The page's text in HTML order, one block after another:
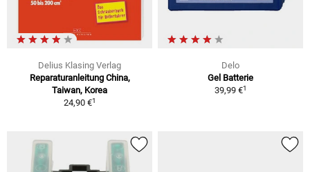
Delius Klasing Verlag
Reparaturanleitung China,
Taiwan, Korea
24,90 €1
Delo
Gel Batterie
39,99 €1